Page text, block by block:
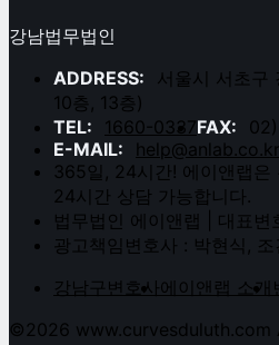
강남법무법인
ADDRESS:
서울시 서초구
10층, 13층)
TEL:
1660-0337FAX:
E-MAIL:
help@anlab.co.kr
365일, 24시간! 에이앤랩은
24시간 상담 가능합니다.
법무법인 에이앤랩 | 대표변
광고책임변호사 : 박현식, 조
강남구변호사에이앤랩 소개
©2026 www.curvesduluth.com